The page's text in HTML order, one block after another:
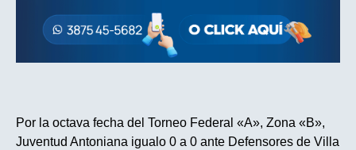
Por la octava fecha del Torneo Federal «A», Zona «B»,
Juventud Antoniana igualo 0 a 0 ante Defensores de Villa